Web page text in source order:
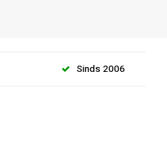
Sinds 2006